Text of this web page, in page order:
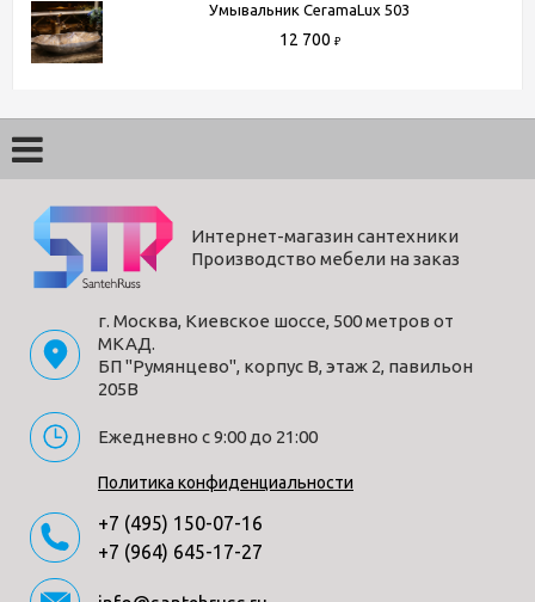
Умывальник CeramaLux 503
12 700 ₽
Интернет-магазин сантехники
Производство мебели на заказ
г. Москва, Киевское шоссе, 500 метров от
МКАД.
БП "Румянцево", корпус В, этаж 2, павильон
205В
Ежедневно с 9:00 до 21:00
Политика конфиденциальности
+7 (495) 150-07-16
+7 (964) 645-17-27